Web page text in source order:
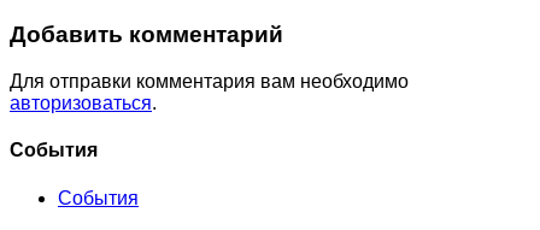
Добавить комментарий
Для отправки комментария вам необходимо
авторизоваться.
Cобытия
События